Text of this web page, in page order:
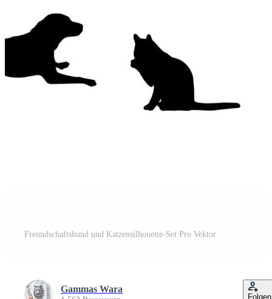
Freundschaftshund und Katzensilhouette-Set Pro Vektor
Gammas Wara
Folgen